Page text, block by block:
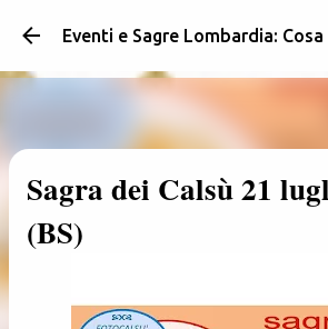
Passa ai contenuti
Sagra dei Calsù 21
(BS)